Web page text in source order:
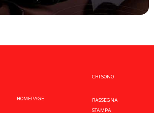
HOMEPAGE
CHI SONO
RASSEGNA
STAMPA